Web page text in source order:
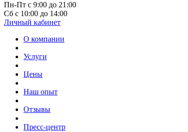
Пн-Пт с 9:00 до 21:00
Сб с 10:00 до 14:00
Личный кабинет
О компании
Услуги
Цены
Наш опыт
Отзывы
Пресс-центр